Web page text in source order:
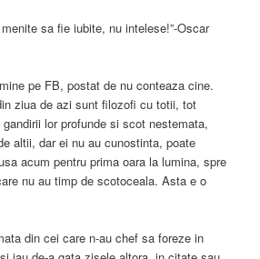
sa fie iubite, nu intelese!”-Oscar
pe FB, postat de nu conteaza cine.
ziua de azi sunt filozofi cu totii, tot
lor profunde si scot nestemata,
altii, dar ei nu au cunostinta, poate
acum pentru prima oara la lumina, spre
nu au timp de scotoceala. Asta e o
din cei care n-au chef sa foreze in